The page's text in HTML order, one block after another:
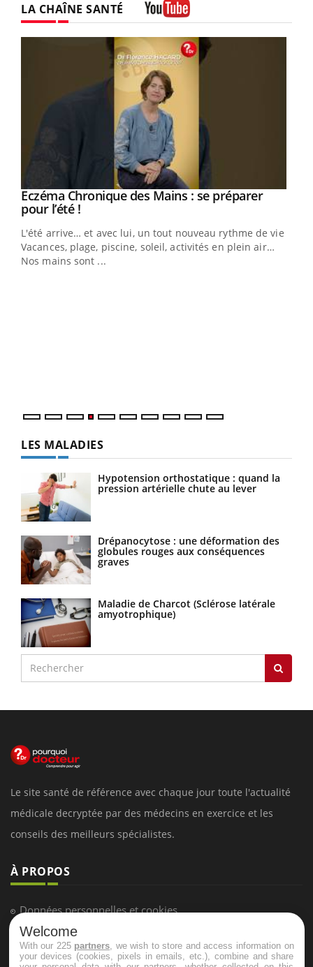
LA CHAÎNE SANTÉ
Youtube
Eczéma Chronique des Mains : se préparer
pour l’été !Youtube
L'été arrive… et avec lui, un tout nouveau rythme de vie !
Vacances, plage, piscine, soleil, activités en plein air…
Nos mains sont ...
LES MALADIES
Hypotension orthostatique : quand la
pression artérielle chute au lever
Drépanocytose : une déformation des
globules rouges aux conséquences
graves
Maladie de Charcot (Sclérose latérale
amyotrophique)
Le site santé de référence avec chaque jour toute l'actualité
médicale decryptée par des médecins en exercice et les
conseils des meilleurs spécialistes.
À PROPOS
Données personnelles et cookies
Qui sommes-nous
Conditions d'utilisation
Welcome
With our 225 partners , we wish to store and access information on
your devices (cookies, pixels in emails, etc.), combine and share